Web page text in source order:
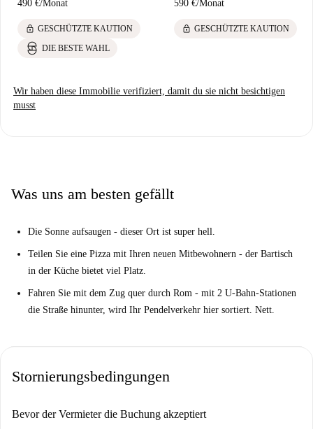
490 €/Monat
lock GESCHÜTZTE KAUTION
DIE BESTE WAHL
590 €/Monat
lock GESCHÜTZTE KAUTION
Wir haben diese Immobilie verifiziert, damit du sie nicht besichtigen
musst
Was uns am besten gefällt
Die Sonne aufsaugen - dieser Ort ist super hell.
Teilen Sie eine Pizza mit Ihren neuen Mitbewohnern - der Bartisch
in der Küche bietet viel Platz.
Fahren Sie mit dem Zug quer durch Rom - mit 2 U-Bahn-Stationen
die Straße hinunter, wird Ihr Pendelverkehr hier sortiert. Nett.
Stornierungsbedingungen
Bevor der Vermieter die Buchung akzeptiert